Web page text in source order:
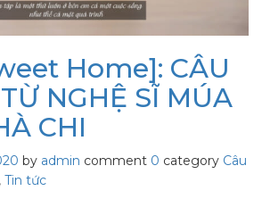
Home]: CÂU
NGHỆ SĨ MÚA
CHI
by admin comment 0 category Câu
, Tin tức